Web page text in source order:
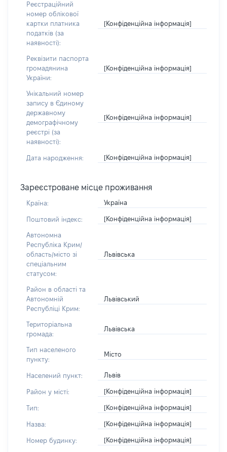
Реєстраційний
номер облікової
картки платника
податків (за
наявності):
[Конфіденційна інформація]
Реквізити паспорта
громадянина
України:
[Конфіденційна інформація]
Унікальний номер
запису в Єдиному
державному
демографічному
реєстрі (за
наявності):
[Конфіденційна інформація]
Дата народження: [Конфіденційна інформація]
Зареєстроване місце проживання
Країна: Україна
Поштовий індекс: [Конфіденційна інформація]
Автономна
Республіка Крим/
область/місто зі
спеціальним
статусом:
Львівська
Район в області та
Автономній
Республіці Крим:
Львівський
Територіальна
громада:
Львівська
Тип населеного
пункту:
Місто
Населений пункт: Львів
Район у місті: [Конфіденційна інформація]
Тип: [Конфіденційна інформація]
Назва: [Конфіденційна інформація]
Номер будинку: [Конфіденційна інформація]